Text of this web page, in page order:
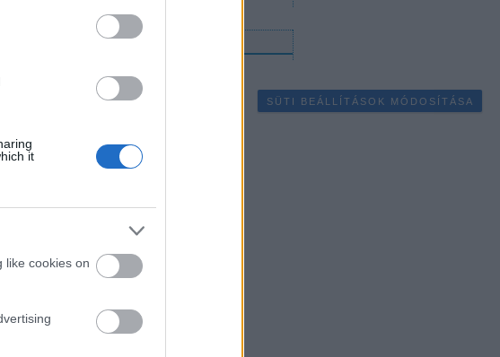
it
like cookies on
Egyéb
SÜTI BEÁLLÍTÁSOK MÓDOSÍTÁSA